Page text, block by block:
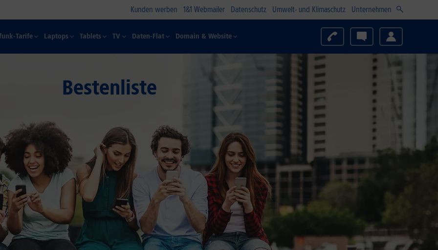
Kunden werben 1&1 Webmailer Datenschutz Umwelt- und Klimaschutz Unternehmen
Tarife Laptops Tablets TV Daten-Flat Domain & Website
Bestenliste